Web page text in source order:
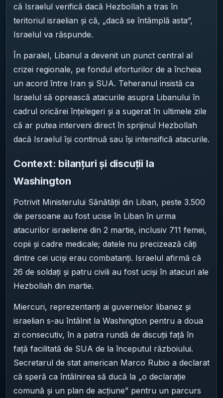
că Israelul verifică dacă Hezbollah a tras în
teritoriul israelian și că, „dacă se întâmplă asta”,
Israelul va răspunde.
În paralel, Libanul a devenit un punct central al
crizei regionale, pe fondul eforturilor de a încheia
un acord între Iran și SUA. Teheranul insistă ca
Israelul să oprească atacurile asupra Libanului în
cadrul oricărei înțelegeri și a sugerat în ultimele zile
că ar putea interveni direct în sprijinul Hezbollah
dacă Israelul își continuă sau își intensifică atacurile.
Context: bilanțuri și discuții la
Washington
Potrivit Ministerului Sănătății din Liban, peste 3.500
de persoane au fost ucise în Liban în urma
atacurilor israeliene din 2 martie, inclusiv 711 femei,
copii și cadre medicale; datele nu precizează câți
dintre cei uciși erau combatanți. Israelul afirmă că
26 de soldați și patru civili au fost uciși în atacuri ale
Hezbollah din martie.
Miercuri, reprezentanți ai guvernelor libanez și
israelian s-au întâlnit la Washington pentru a doua
zi consecutiv, în a patra rundă de discuții față în
față facilitată de SUA de la începutul războiului.
Secretarul de stat american Marco Rubio a declarat
că speră ca întâlnirea să ducă la „o declarație
comună și un plan de acțiune” pentru un parcurs